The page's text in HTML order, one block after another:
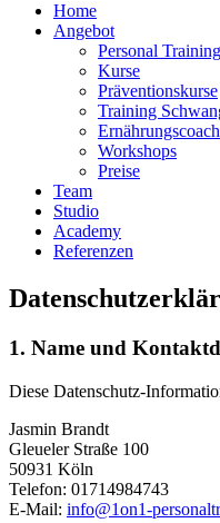
Home
Angebot
Personal Training
Kurse
Präventionskurse
Training
Workshops
Preise
Team
Studio
Academy
Referenzen
1. Name und
Diese Datenschutz-
Jasmin Brandt
Gleueler Straße 100
50931 Köln
Telefon: 01714984743
E-Mail: info@1on1-